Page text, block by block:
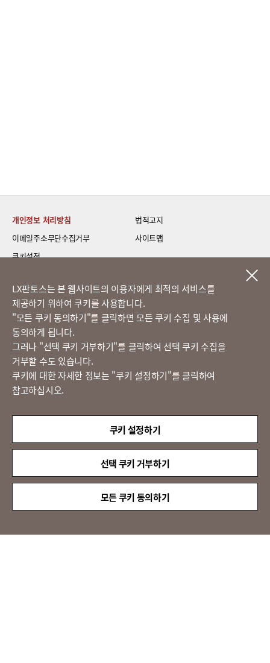
개인정보 처리방침
법적고지
이메일주소무단수집거부
사이트맵
쿠키설정
LG 베스트 케어 이전설치
고객의 소리
정도경영 신문고
(주)LX판토스 사업자등록번호 : 116-81-31734
서울시 종로구 새문안로 58
대표전화 :02-3771-2114
해외직구 문의 : 02-3771-2013 / 2014
© LX Pantos Co., Ltd. All rights reserved.
LX판토스는 본 웹사이트의 이용자에게 최적의 서비스를
제공하기 위하여 쿠키를 사용합니다.
​"모든 쿠키 동의하기"를 클릭하면 모든 쿠키 수집 및 사용에
동의하게 됩니다.
그러나 "선택 쿠키 거부하기"를 클릭하여 선택 쿠키 수집을
거부할 수도 있습니다.
쿠키에 대한 자세한 정보는 "쿠키 설정하기"를 클릭하여
참고하십시오.
쿠키 설정하기
선택 쿠키 거부하기
모든 쿠키 동의하기